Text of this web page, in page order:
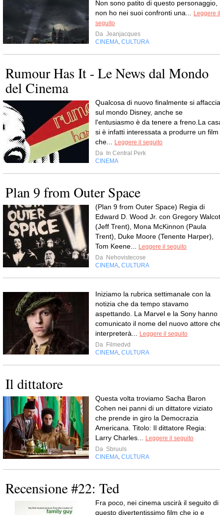
Non sono patito di questo personaggio,
non ho nei suoi confronti una...
Leggere il
seguito
Da Jeanjacques
CINEMA CULTURA
Rumour Has It - Le News dal Mondo
del Cinema
Qualcosa di nuovo finalmente si affaccia
sul mondo Disney, anche se
l'entusiasmo è da tenere a freno.La
si è infatti interessata a produrre un film
che...
Leggere il seguito
Da
In Central Perk
CINEMA
Plan 9 from Outer Space
(Plan 9 from Outer Space) Regia di
Edward D. Wood Jr. con Gregory
(Jeff Trent), Mona McKinnon (Paula
Trent), Duke Moore (Tenente Harper),
Tom Keene...
Leggere il seguito
Da Nehovistecose
CINEMA CULTURA
Iniziamo la rubrica settimanale con la
notizia che da tempo stavamo
aspettando. La Marvel e la Sony hanno
comunicato il nome del nuovo attore
interpreterà...
Leggere il seguito
Da Filmedvd
CINEMA CULTURA
Il dittatore
Questa volta troviamo Sacha Baron
Cohen nei panni di un dittatore viziato
che prende in giro la Democrazia
Americana. Titolo: Il dittatore Regia:
Larry Charles...
Leggere il seguito
Da Sbruuls
CINEMA CULTURA
Recensione #22: Ted
Fra poco, nei cinema uscirà il seguito di
questo divertentissimo film che io e